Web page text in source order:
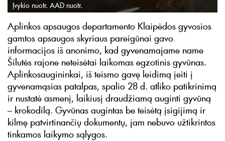
Įvykio nuotr. AAD nuotr.
Aplinkos apsaugos departamento Klaipėdos gyvosios
gamtos apsaugos skyriaus pareigūnai gavo
informacijos iš anonimo, kad gyvenamajame name
Šilutės rajone neteisėtai laikomas egzotinis gyvūnas.
Aplinkosaugininkai, iš teismo gavę leidimą įeiti į
gyvenamąsias patalpas, spalio 28 d. atliko patikrinimą
ir nustatė asmenį, laikiusį draudžiamą auginti gyvūną
– krokodilą. Gyvūnas augintas be teisėtą įsigijimą ir
kilmę patvirtinančių dokumentų, jam nebuvo užtikrintos
tinkamos laikymo sąlygos.